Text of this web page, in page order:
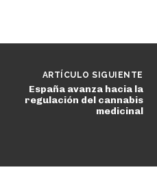
ARTÍCULO SIGUIENTE
España avanza hacia la
regulación del cannabis
medicinal